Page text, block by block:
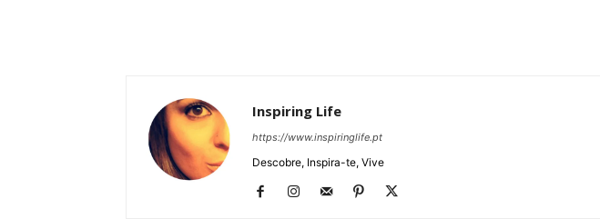
Inspiring Life
https://www.inspiringlife.pt
Descobre, Inspira-te, Vive